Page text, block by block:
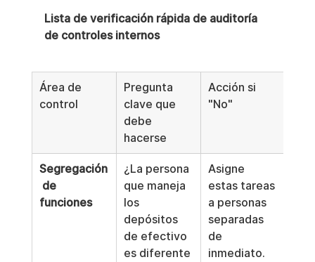
Lista de verificación rápida de auditoría
de controles internos
Área de
control
Pregunta
clave que
debe
hacerse
Acción si
"No"
Segregación
de
funciones
¿La persona
que maneja
los
depósitos
de efectivo
es diferente
Asigne
estas tareas
a personas
separadas
de
inmediato.